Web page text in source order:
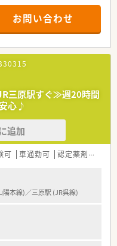
週40時間の変形労働時間制
ッシュしながら勤務が可能
由度の高い働き方が実現でき
ら60枚ほど応需しており、
ことで幅広い知識が身につ
営されているため、一人ひ
無理なく調剤に専念できる体
ションとしての機能を強化
正社員薬剤師を募集してお
健康をトータルでサポートし
ケーション能力の高い方を求
ことができる協調性のある
導といった基本業務に加
ケーションの提案も積極的に
お問い合わせ
三原駅すぐ≫週20時間
心♪
追加
可 車通勤可 認定薬剤師取得支援あり
本線)／三原駅 (JR呉線)